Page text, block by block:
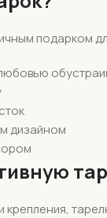
подарком
дизайном
крепления,